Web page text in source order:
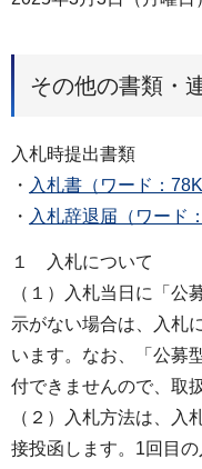
その他の書類・
入札時提出書類
・ 入札書（ワード：
・ 入札辞退届（ワード
１ 入札について
（１）入札当日に「公
示がない場合は、入札
います。なお、「公募
付できませんので、取
（２）入札方法は、入
接投函します。1回目